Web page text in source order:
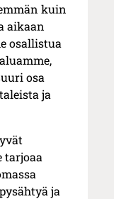
kuin
aikaan
osallistua
osa
ja
tarjoaa
ja